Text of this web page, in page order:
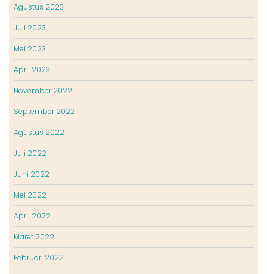
Agustus 2023
Juli 2023
Mei 2023
April 2023
November 2022
September 2022
Agustus 2022
Juli 2022
Juni 2022
Mei 2022
April 2022
Maret 2022
Februari 2022